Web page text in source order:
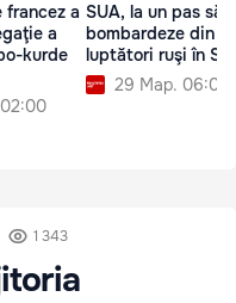
francez a
a
kurde
SUA, la un pas să
bombardeze din
luptători ruşi în
29 Мар. 06:00
1 343